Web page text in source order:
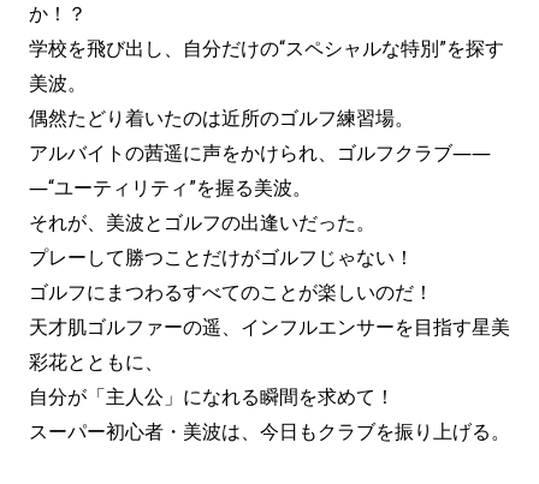
か！？
学校を飛び出し、自分だけの“スペシャルな特別”を探す
美波。
偶然たどり着いたのは近所のゴルフ練習場。
アルバイトの茜遥に声をかけられ、ゴルフクラブ――
―“ユーティリティ”を握る美波。
それが、美波とゴルフの出逢いだった。
プレーして勝つことだけがゴルフじゃない！
ゴルフにまつわるすべてのことが楽しいのだ！
天才肌ゴルファーの遥、インフルエンサーを目指す星美
彩花とともに、
自分が「主人公」になれる瞬間を求めて！
スーパー初心者・美波は、今日もクラブを振り上げる。